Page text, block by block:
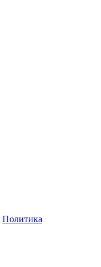
Политика